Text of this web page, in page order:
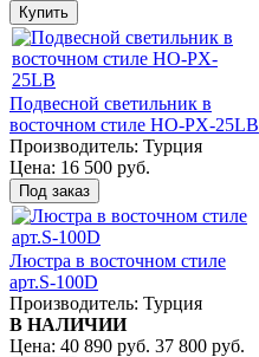
Подвесной светильник в
восточном стиле HО-PX-25LB
Производитель: Турция
Цена: 16 500 руб.
Люстра в восточном стиле
арт.S-100D
Производитель: Турция
В НАЛИЧИИ
Цена: 40 890 руб. 37 800 руб.